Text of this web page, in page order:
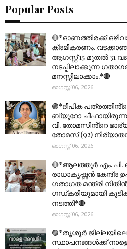
Popular Posts
🔴*ഓണത്തിരക്ക്
ക്രമീകരണം.
ആഗസ്റ്റ് 15 മുതല്‍ 31
നടപ്പിലാക്കുന്ന
മനസ്സിലാക്കാം.*🔴
ഓഗസ്റ്റ് 06, 2026
🟣*ദീപിക
ബ്യൂറോ ചീഫായിരുന്ന
വി. തോമസിൻ്റെ
തോമസ് (92)
ഓഗസ്റ്റ് 06, 2026
🔴*ആലത്തൂർ എം. പി.
രാധാകൃഷ്ണൻ കേന്ദ്ര
ഗതാഗത മന്ത്രി
ഗഡ്കരിയുമായി
നടത്തി*🔴
ഓഗസ്റ്റ് 06, 2026
🟣*തൃശൂര്‍
സ്ഥാപനങ്ങൾക്ക് നാളെ